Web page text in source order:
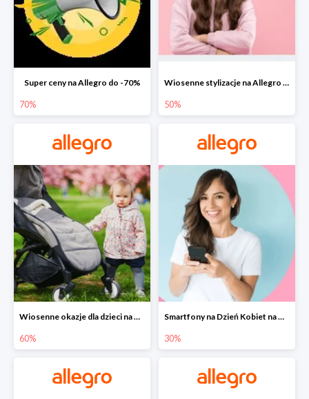
Super ceny na Allegro do -70%
70%
Wiosenne stylizacje na Allegro do -50%
50%
Wiosenne okazje dla dzieci na Allegro do -60%
60%
Smartfony na Dzień Kobiet na Allegro do -30%
30%